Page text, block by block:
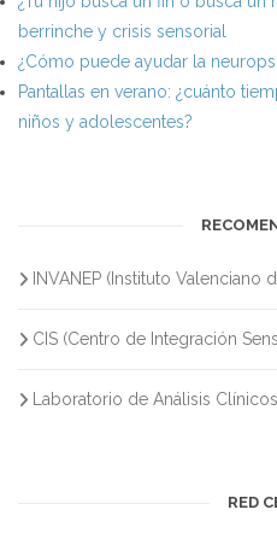
berrinche y crisis sensorial
¿Cómo puede ayudar la
Pantallas en verano: ¿cuánto
niños y adolescentes?
INVANEP (Instituto
CIS (Centro de Integración
Laboratorio de Análisis
RED